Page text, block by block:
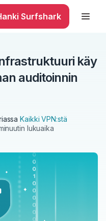
Surfshark
käy
auditoinnin
Kaikki VPN:stä
lukuaika